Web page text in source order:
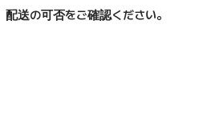
配送の可否をご確認ください。